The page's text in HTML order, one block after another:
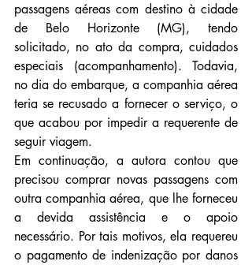
passagens aéreas com destino à cidade
de Belo Horizonte (MG), tendo
solicitado, no ato da compra, cuidados
especiais (acompanhamento). Todavia,
no dia do embarque, a companhia aérea
teria se recusado a fornecer o serviço, o
que acabou por impedir a requerente de
seguir viagem.
Em continuação, a autora contou que
precisou comprar novas passagens com
outra companhia aérea, que lhe forneceu
a devida assistência e o apoio
necessário. Por tais motivos, ela requereu
o pagamento de indenização por danos